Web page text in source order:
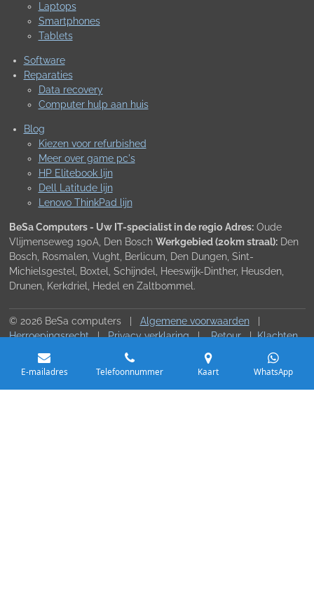
Laptops
Smartphones
Tablets
Software
Reparaties
Data recovery
Computer hulp aan huis
Blog
Kiezen voor refurbished
Meer over game pc's
HP Elitebook lijn
Dell Latitude lijn
Lenovo ThinkPad lijn
BeSa Computers - Uw IT-specialist in de regio Adres:Oude
Vlijmenseweg 190A, Den Bosch Werkgebied (20km straal):Den
Bosch, Rosmalen, Vught, Berlicum, Den Dungen, Sint-
Michielsgestel, Boxtel, Schijndel, Heeswijk-Dinther, Heusden,
Drunen, Kerkdriel, Hedel en Zaltbommel.
© 2026 BeSa computers | Algemene voorwaarden|
Herroepingsrecht|Privacy verklaring|Retour|Klachten
E-mailadres
Telefoonnummer Kaart WhatsApp